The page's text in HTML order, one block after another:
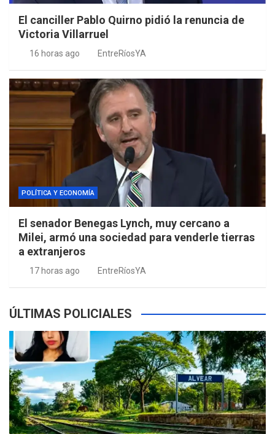
El canciller Pablo Quirno pidió la renuncia de
Victoria Villarruel
16 horas ago EntreRíosYA
POLÍTICA Y ECONOMÍA
El senador Benegas Lynch, muy cercano a
Milei, armó una sociedad para venderle tierras
a extranjeros
17 horas ago EntreRíosYA
ÚLTIMAS POLICIALES